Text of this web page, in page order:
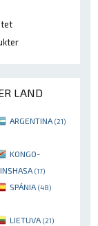
LAND
ARGENTINA (21)
KONGO-
(17)
SPÁNIA (48)
LIETUVA (21)